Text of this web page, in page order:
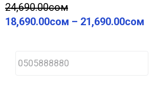
24,690.00сом
18,690.00сом – 21,690.00сом
h
o